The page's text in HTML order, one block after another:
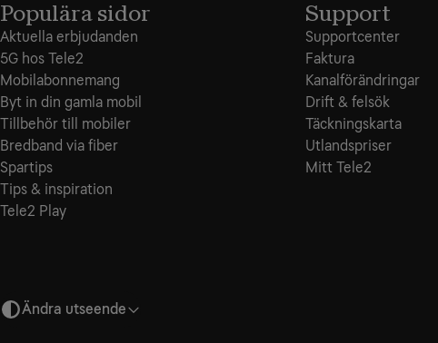
Populära sidor
Aktuella erbjudanden
5G hos Tele2
Mobilabonnemang
Byt in din gamla mobil
Tillbehör till mobiler
Bredband via fiber
Spartips
Tips & inspiration
Tele2 Play
Support
Supportcenter
Faktura
Kanalförändringar
Drift & felsök
Täckningskarta
Utlandspriser
Mitt Tele2
Ändra utseende